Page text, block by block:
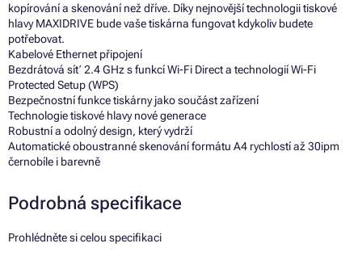
kopírování a skenování než dříve. Díky nejnovější technologii tiskové
hlavy MAXIDRIVE bude vaše tiskárna fungovat kdykoliv budete
potřebovat.
Kabelové Ethernet připojení
Bezdrátová síť 2.4 GHz s funkcí Wi-Fi Direct a technologií Wi-Fi
Protected Setup (WPS)
Bezpečnostní funkce tiskárny jako součást zařízení
Technologie tiskové hlavy nové generace
Robustní a odolný design, který vydrží
Automatické oboustranné skenování formátu A4 rychlostí až 30ipm
černobíle i barevně
Podrobná specifikace
Prohlédněte si celou specifikaci